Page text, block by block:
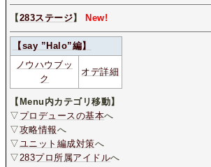
【283ステージ】 New!
【say ”Halo”編】
ノウハウブッ
ク
オデ詳細
【Menu内カテゴリ移動】
▽ プロデュースの基本へ
▽攻略情報へ
▽ユニット編成対策へ
▽283プロ所属アイドルへ